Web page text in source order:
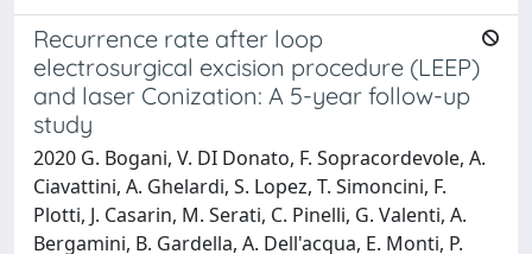
Recurrence rate after loop
electrosurgical excision procedure (LEEP)
and laser Conization: A 5-year follow-up
study
2020 G. Bogani, V. DI Donato, F. Sopracordevole, A.
Ciavattini, A. Ghelardi, S. Lopez, T. Simoncini, F.
Plotti, J. Casarin, M. Serati, C. Pinelli, G. Valenti, A.
Bergamini, B. Gardella, A. Dell'acqua, E. Monti, P.